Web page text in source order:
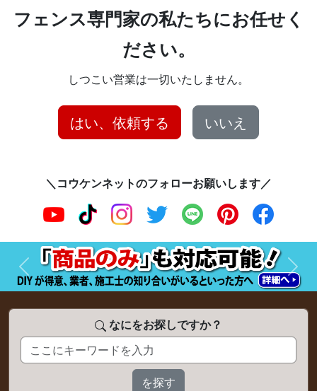
フェンス専門家の私たちにお任せく
ださい。
しつこい営業は一切いたしません。
はい、依頼する いいえ
＼コウケンネットのフォローお願いします／
前へ 次へ
なにをお探しですか？